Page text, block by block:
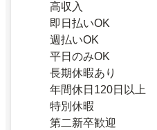
高収入
即日払いOK
週払いOK
平日のみOK
長期休暇あり
年間休日120日以上
特別休暇
第二新卒歓迎